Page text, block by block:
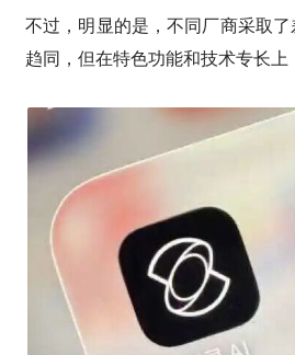
不过，明显的是，不同厂商采取
趋同，但在特色功能和技术专长上